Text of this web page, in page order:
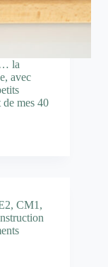
la
avec
de mes 40
, CM1 ,